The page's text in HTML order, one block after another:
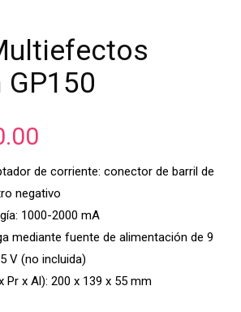
de corriente: conector de barril de
negativo
1000-2000 mA
mediante fuente de alimentación de 9
V (no incluida)
Pr x Al): 200 x 139 x 55 mm